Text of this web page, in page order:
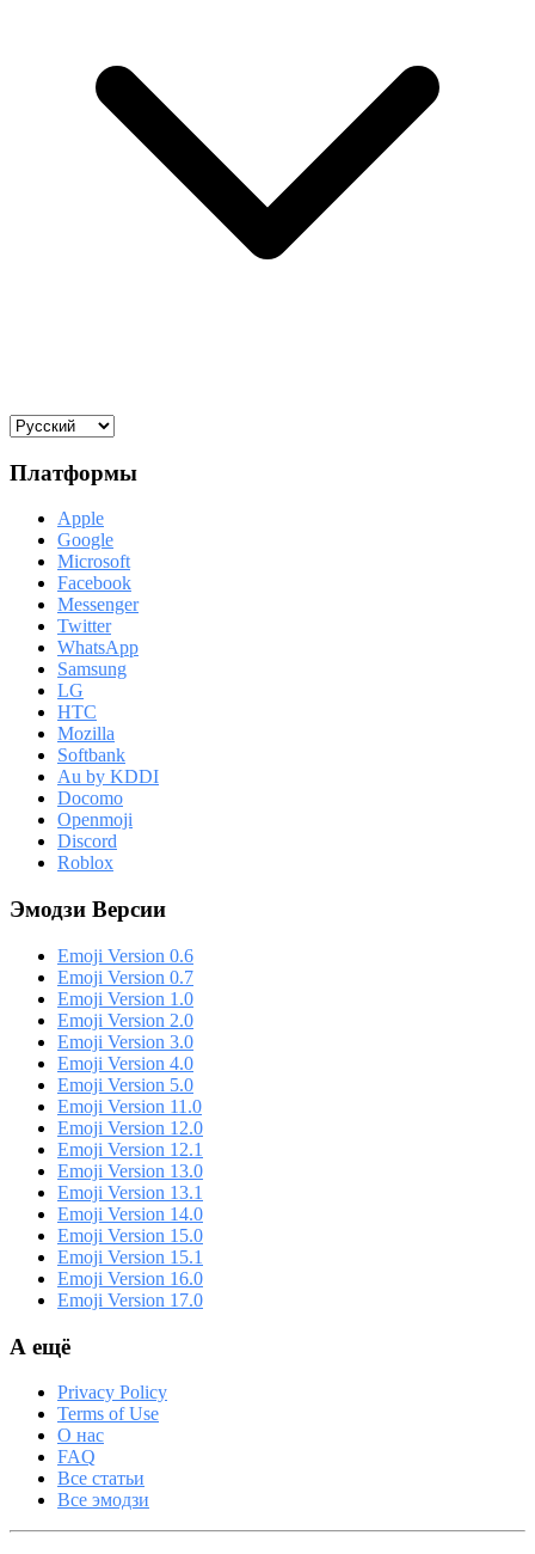
Платформы
Apple
Google
Microsoft
Facebook
Messenger
Twitter
WhatsApp
Samsung
LG
HTC
Mozilla
Softbank
Au by KDDI
Docomo
Openmoji
Discord
Roblox
Эмодзи Версии
Emoji Version 0.6
Emoji Version 0.7
Emoji Version 1.0
Emoji Version 2.0
Emoji Version 3.0
Emoji Version 4.0
Emoji Version 5.0
Emoji Version 11.0
Emoji Version 12.0
Emoji Version 12.1
Emoji Version 13.0
Emoji Version 13.1
Emoji Version 14.0
Emoji Version 15.0
Emoji Version 15.1
Emoji Version 16.0
Emoji Version 17.0
А ещё
Privacy Policy
Terms of Use
О нас
FAQ
Все статьи
Все эмодзи